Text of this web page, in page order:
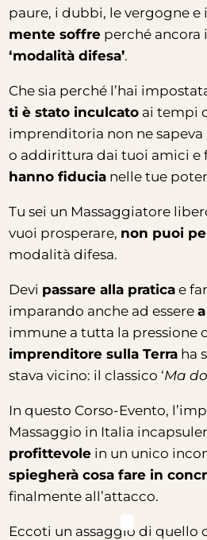
paure, i dubbi, le vergogne
mente soffre perché ancora
‘modalità difesa’.
Che sia perché l’hai
ti è stato inculcato ai tempi
imprenditoria non ne
o addirittura dai tuoi amici e
hanno fiducia nelle tue
Tu sei un Massaggiatore
vuoi prosperare, non puoi
modalità difesa.
Devi passare alla pratica e
imparando anche ad essere
immune a tutta la pressione
imprenditore sulla Terra ha
stava vicino: il classico ‘Ma
In questo Corso-Evento,
Massaggio in Italia
profittevole in un unico
spiegherà cosa fare in
finalmente all’attacco.
Eccoti un assaggio di quello